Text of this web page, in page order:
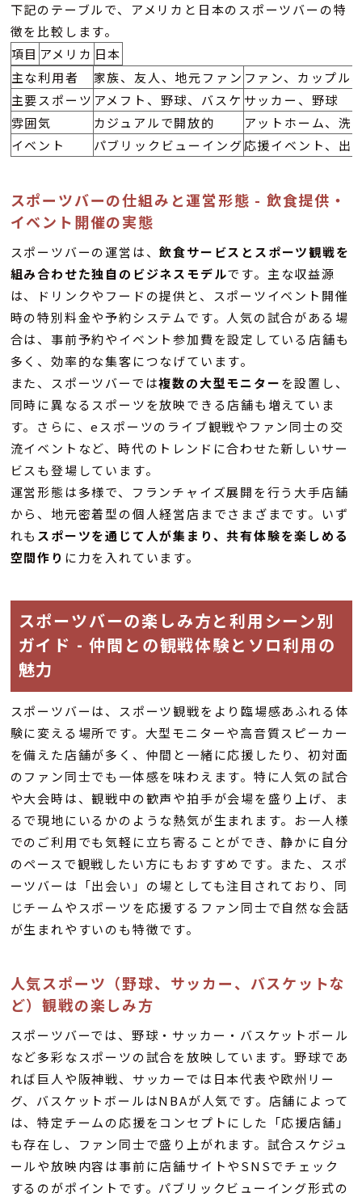
下記のテーブルで、アメリカと日本のスポーツバーの特
徴を比較します。
項目 アメリカ 日本
主な利用者
家族、友人、地元ファン ファン、カップル
主要スポーツ アメフト、野球、バスケ サッカー、野球
雰囲気
カジュアルで開放的
アットホーム、洗
イベント
パブリックビューイング応援イベント、出
スポーツバーの仕組みと運営形態 - 飲食提供・
イベント開催の実態
スポーツバーの運営は、飲食サービスとスポーツ観戦を
組み合わせた独自のビジネスモデルです。主な収益源
は、ドリンクやフードの提供と、スポーツイベント開催
時の特別料金や予約システムです。人気の試合がある場
合は、事前予約やイベント参加費を設定している店舗も
多く、効率的な集客につなげています。
また、スポーツバーでは複数の大型モニターを設置し、
同時に異なるスポーツを放映できる店舗も増えていま
す。さらに、eスポーツのライブ観戦やファン同士の交
流イベントなど、時代のトレンドに合わせた新しいサー
ビスも登場しています。
運営形態は多様で、フランチャイズ展開を行う大手店舗
から、地元密着型の個人経営店までさまざまです。いず
れも スポーツを通じて人が集まり、共有体験を楽しめる
空間作り に力を入れています。
スポーツバーの楽しみ方と利用シーン別
ガイド - 仲間との観戦体験とソロ利用の
魅力
スポーツバーは、スポーツ観戦をより臨場感あふれる体
験に変える場所です。大型モニターや高音質スピーカー
を備えた店舗が多く、仲間と一緒に応援したり、初対面
のファン同士でも一体感を味わえます。特に人気の試合
や大会時は、観戦中の歓声や拍手が会場を盛り上げ、ま
るで現地にいるかのような熱気が生まれます。お一人様
でのご利用でも気軽に立ち寄ることができ、静かに自分
のペースで観戦したい方にもおすすめです。また、スポ
ーツバーは「出会い」の場としても注目されており、同
じチームやスポーツを応援するファン同士で自然な会話
が生まれやすいのも特徴です。
人気スポーツ（野球、サッカー、バスケットな
ど）観戦の楽しみ方
スポーツバーでは、野球・サッカー・バスケットボール
など多彩なスポーツの試合を放映しています。野球であ
れば巨人や阪神戦、サッカーでは日本代表や欧州リー
グ、バスケットボールはNBAが人気です。店舗によって
は、特定チームの応援をコンセプトにした「応援店舗」
も存在し、ファン同士で盛り上がれます。試合スケジュ
ールや放映内容は事前に店舗サイトやSNSでチェック
するのがポイントです。パブリックビューイング形式の